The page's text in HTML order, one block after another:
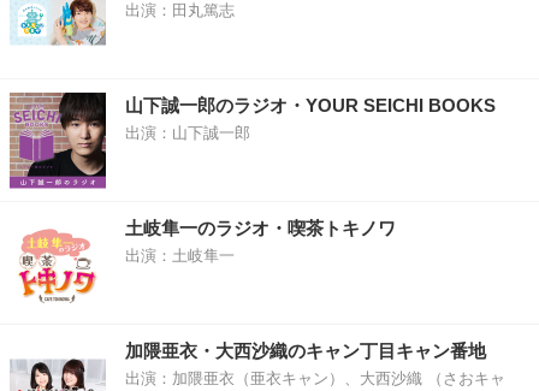
出演：田丸篤志
山下誠一郎のラジオ・YOUR SEICHI BOOKS
出演：山下誠一郎
土岐隼一のラジオ・喫茶トキノワ
出演：土岐隼一
加隈亜衣・大西沙織のキャン丁目キャン番地
出演：加隈亜衣（亜衣キャン）、大西沙織 （さおキャ